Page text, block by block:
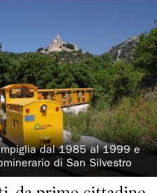
dal 1985 al 1999 e
di San Silvestro